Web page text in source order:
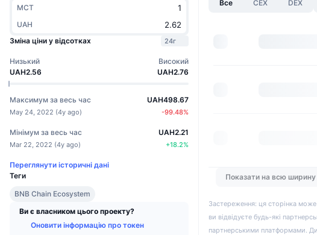
MCT
UAH
Зміна ціни у відсотках
24г
Низький
UAH2.56
Високий
UAH2.76
Максимум за весь час
May 24, 2022 (4y ago)
UAH498.67
-99.48%
Мінімум за весь час
Mar 22, 2022 (4y ago)
UAH2.21
+18.2%
Переглянути історичні дані
Теги
BNB Chain Ecosystem
Ви є власником цього проекту?
Оновити інформацію про токен
Все CEX DEX
Показати на всю ширину
Застереження: ця сторінка
ви відвідуєте будь-які
партнерськими платформами.